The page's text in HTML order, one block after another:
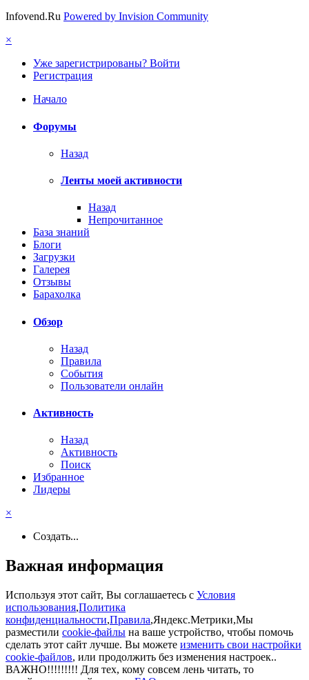
Infovend.Ru Powered by Invision Community
×
Уже зарегистрированы? Войти
Регистрация
Начало
Форумы
Назад
Ленты моей активности
Назад
Непрочитанное
База знаний
Блоги
Загрузки
Галерея
Отзывы
Барахолка
Обзор
Назад
Правила
События
Пользователи онлайн
Активность
Назад
Активность
Поиск
Избранное
Лидеры
×
Создать...
Важная информация
Используя этот сайт, Вы соглашаетесь с Условия
использования,Политика
конфиденциальности,Правила,Яндекс.Метрики,Мы
разместили cookie-файлы на ваше устройство, чтобы помочь
сделать этот сайт лучше. Вы можете изменить свои настройки
cookie-файлов, или продолжить без изменения настроек..
ВАЖНО!!!!!!!!! Для тех, кому совсем лень читать, то